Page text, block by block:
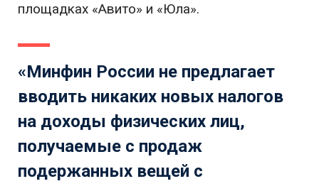
площадках «Авито» и «Юла».
«Минфин России не предлагает
вводить никаких новых налогов
на доходы физических лиц,
получаемые с продаж
подержанных вещей с